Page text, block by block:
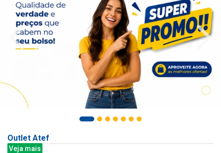
Outlet Atef
Veja mais